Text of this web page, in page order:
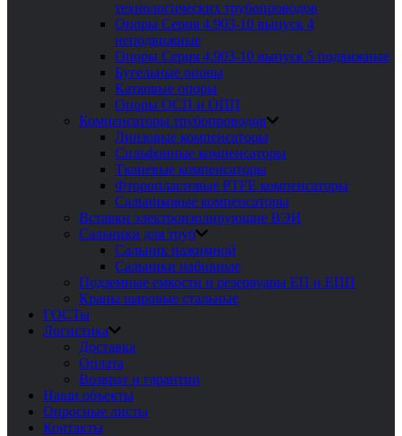
технологических трубопроводов
Опоры Серия 4.903-10 выпуск 4
неподвижные
Опоры Серия 4.903-10 выпуск 5 подвижные
Бугельные опоры
Катковые опоры
Опоры ОСП и ОПП
Компенсаторы трубопроводов
Линзовые компенсаторы
Сильфонные компенсаторы
Тканевые компенсаторы
Фторопластовые PTFE компенсаторы
Сальниковые компенсаторы
Вставки электроизолирующие ВЭИ
Сальники для труб
Сальник нажимной
Сальники набивные
Подземные емкости и резервуары ЕП и ЕПП
Краны шаровые стальные
ГОСТы
Логистика
Доставка
Оплата
Возврат и гарантии
Наши объекты
Опросные листы
Контакты